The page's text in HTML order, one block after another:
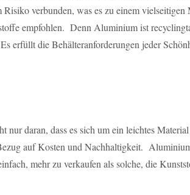
verbunden, was es zu einem
empfohlen. Denn Aluminium ist
die Behälteranforderungen jeder
daran, dass es sich um ein leichtes Material
auf Kosten und Nachhaltigkeit.
mehr zu verkaufen als solche, die